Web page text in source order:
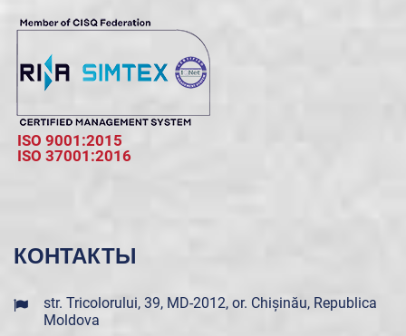
ISO 9001:2015
ISO 37001:2016
КОНТАКТЫ
str. Tricolorului, 39, MD-2012, or. Chișinău, Republica
Moldova